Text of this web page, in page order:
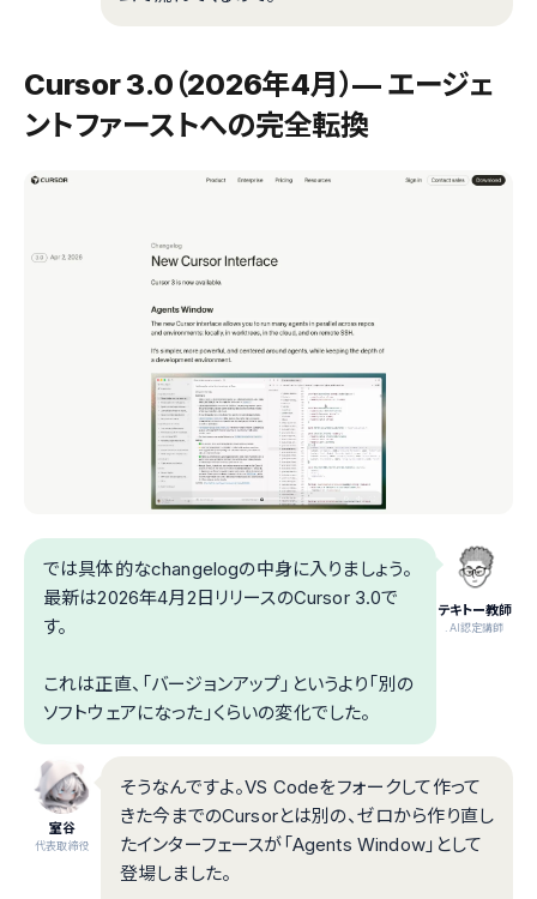
Cursor 3.0（2026年4月）— エージェ
ントファーストへの完全転換
テキトー教師
.AI認定講師
では具体的なchangelogの中身に入りましょう。
最新は2026年4月2日リリースのCursor 3.0で
す。
これは正直、「バージョンアップ」というより「別の
ソフトウェアになった」くらいの変化でした。
室谷
代表取締役
そうなんですよ。VS Codeをフォークして作って
きた今までのCursorとは別の、ゼロから作り直し
たインターフェースが「Agents Window」として
登場しました。